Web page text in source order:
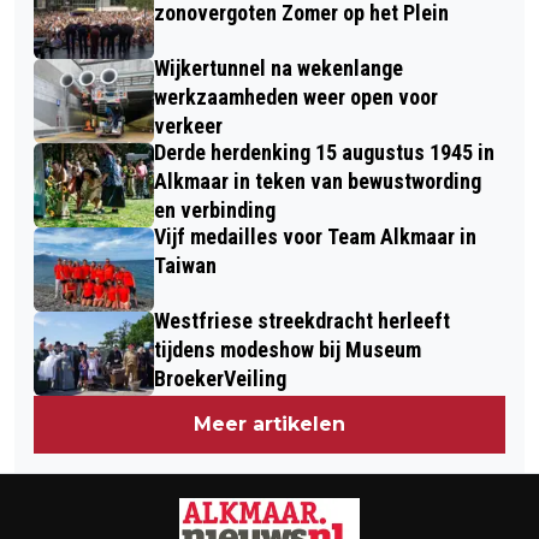
zonovergoten Zomer op het Plein
Wijkertunnel na wekenlange
werkzaamheden weer open voor
verkeer
Derde herdenking 15 augustus 1945 in
Alkmaar in teken van bewustwording
en verbinding
Vijf medailles voor Team Alkmaar in
Taiwan
Westfriese streekdracht herleeft
tijdens modeshow bij Museum
BroekerVeiling
Meer artikelen